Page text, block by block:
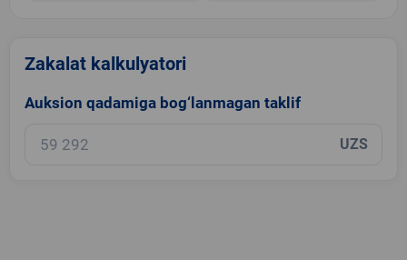
Zakalat kalkulyatori
Auksion qadamiga bog‘lanmagan taklif
UZS